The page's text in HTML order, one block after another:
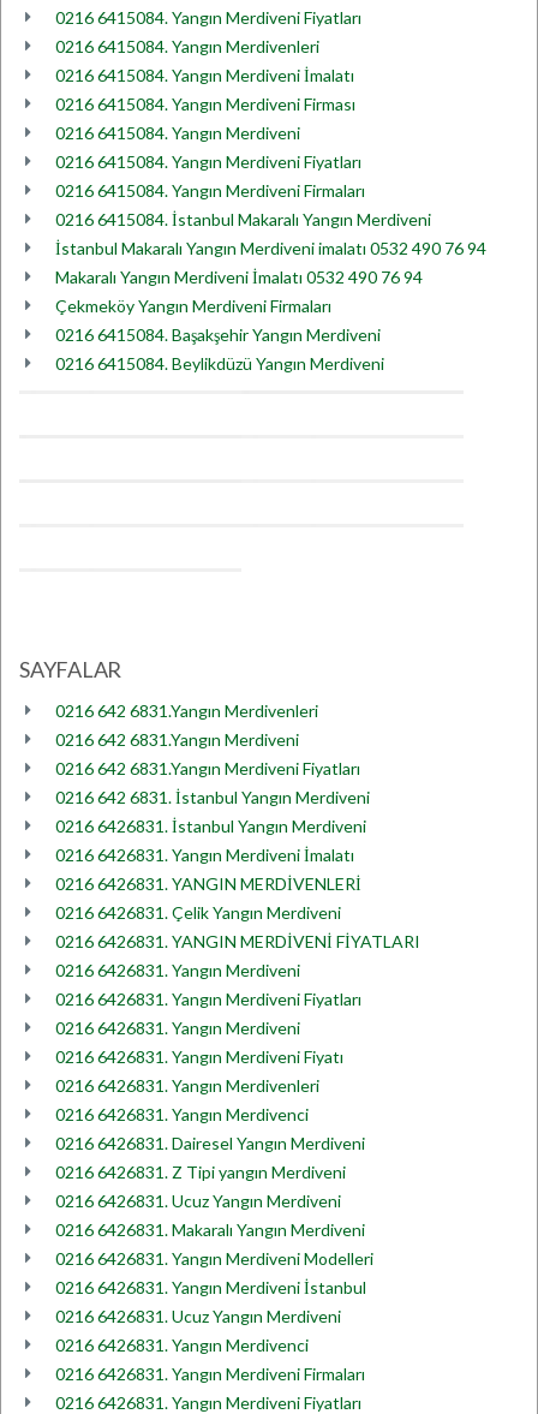
0216 6415084. Yangın Merdiveni Fiyatları
0216 6415084. Yangın Merdivenleri
0216 6415084. Yangın Merdiveni İmalatı
0216 6415084. Yangın Merdiveni Firması
0216 6415084. Yangın Merdiveni
0216 6415084. Yangın Merdiveni Fiyatları
0216 6415084. Yangın Merdiveni Firmaları
0216 6415084. İstanbul Makaralı Yangın Merdiveni
İstanbul Makaralı Yangın Merdiveni imalatı 0532 490 76 94
Makaralı Yangın Merdiveni İmalatı 0532 490 76 94
Çekmeköy Yangın Merdiveni Firmaları
0216 6415084. Başakşehir Yangın Merdiveni
0216 6415084. Beylikdüzü Yangın Merdiveni
SAYFALAR
0216 642 6831.Yangın Merdivenleri
0216 642 6831.Yangın Merdiveni
0216 642 6831.Yangın Merdiveni Fiyatları
0216 642 6831. İstanbul Yangın Merdiveni
0216 6426831. İstanbul Yangın Merdiveni
0216 6426831. Yangın Merdiveni İmalatı
0216 6426831. YANGIN MERDİVENLERİ
0216 6426831. Çelik Yangın Merdiveni
0216 6426831. YANGIN MERDİVENİ FİYATLARI
0216 6426831. Yangın Merdiveni
0216 6426831. Yangın Merdiveni Fiyatları
0216 6426831. Yangın Merdiveni
0216 6426831. Yangın Merdiveni Fiyatı
0216 6426831. Yangın Merdivenleri
0216 6426831. Yangın Merdivenci
0216 6426831. Dairesel Yangın Merdiveni
0216 6426831. Z Tipi yangın Merdiveni
0216 6426831. Ucuz Yangın Merdiveni
0216 6426831. Makaralı Yangın Merdiveni
0216 6426831. Yangın Merdiveni Modelleri
0216 6426831. Yangın Merdiveni İstanbul
0216 6426831. Ucuz Yangın Merdiveni
0216 6426831. Yangın Merdivenci
0216 6426831. Yangın Merdiveni Firmaları
0216 6426831. Yangın Merdiveni Fiyatları